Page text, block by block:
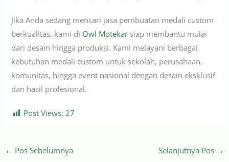
Jika Anda sedang mencari jasa pembuatan medali custom
berkualitas, kami di Owl Motekar siap membantu mulai
dari desain hingga produksi. Kami melayani berbagai
kebutuhan medali custom untuk sekolah, perusahaan,
komunitas, hingga event nasional dengan desain eksklusif
dan hasil profesional.
Post Views: 27
← Pos Sebelumnya Selanjutnya Pos →